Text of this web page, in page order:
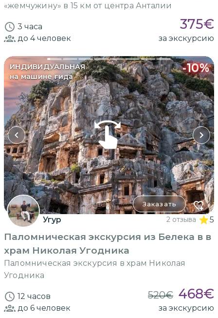
«жемчужину» в 15 км от центра Анталии
3 часа 375€
до 4человек за экскурсию
ИНДИВИДУАЛЬНАЯ
на машине гида
-10%
Заказать
Угур 2 отзыва 5
Паломническая экскурсия из Белека в в
храм Николая Угодника
Паломническая экскурсия в храм Николая
Угодника
12 часов 520€ 468€
до 6 человек за экскурсию